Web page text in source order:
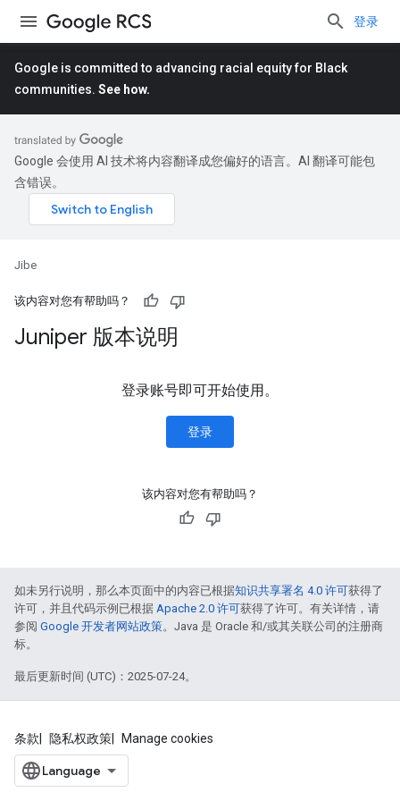
登录
Google is committed to advancing racial equity for Black
communities. See how.
Google 会使用 AI 技术将内容翻译成您偏好的语言。AI 翻译可能包
含错误。
Jibe
该内容对您有帮助吗？
Juniper 版本说明
登录账号即可开始使用。
登录
该内容对您有帮助吗？
如未另行说明，那么本页面中的内容已根据知识共享署名 4.0 许可获得了
许可，并且代码示例已根据 Apache 2.0 许可获得了许可。有关详情，请
参阅 Google 开发者网站政策。Java 是 Oracle 和/或其关联公司的注册商
标。
最后更新时间 (UTC)：2025-07-24。
条款 隐私权政策 Manage cookies